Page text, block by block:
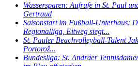
Wassersparen: Aufrufe in St. Paul
Gertraud
Saisonstart im Fußball-Unterhaus:
Regionalliga, Eitweg siegt...
St. Pauler Beachvolleyball-Talent
Portorož...
Bundesliga: St. Andräer